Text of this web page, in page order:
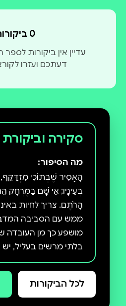
0 ביקורות
עדיין אין ביקורות
דעתכם ועזרו
סקירה וביקורת
מה הסיפור:
הָאָסִיר שֶׁבְּתוֹכִי
בְּעֵינָיו; אֵי שָׁם בַּמֶּרְחָק
הָרֹתֶם. צריך לחיות
ממש עם הסביבה
מושפע כך מן העובדה
בלתי מרשים בעליל,
האדם המודרני, גם אם
בקרבת טבע ראשוני
אותו וער לתופעותיו,
לכל הביקורות